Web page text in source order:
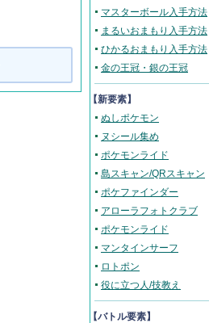
マスターボール入手方法
まるいおまもり入手方法
ひかるおまもり入手方法
金の王冠・銀の王冠
【新要素】
ぬしポケモン
ヌシール集め
ポケモンライド
島スキャン/QRスキャン
ポケファインダー
アローラフォトクラブ
ポケモンライド
マンタインサーフ
ロトポン
役に立つ人/技教え
【バトル要素】